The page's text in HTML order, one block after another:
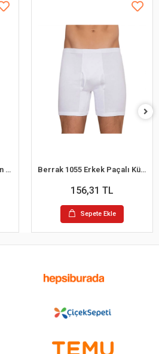
İlke 115 Erkek Büyük Beden Kom Slip Külot 2XL Berrak 1055 Erkek Paçalı Külot M
156,31 TL
Sepete Ekle